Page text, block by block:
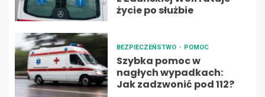
życie po służbie
BEZPIECZEŃSTWO POMOC
Szybka pomoc w
nagłych wypadkach:
Jak zadzwonić pod 112?